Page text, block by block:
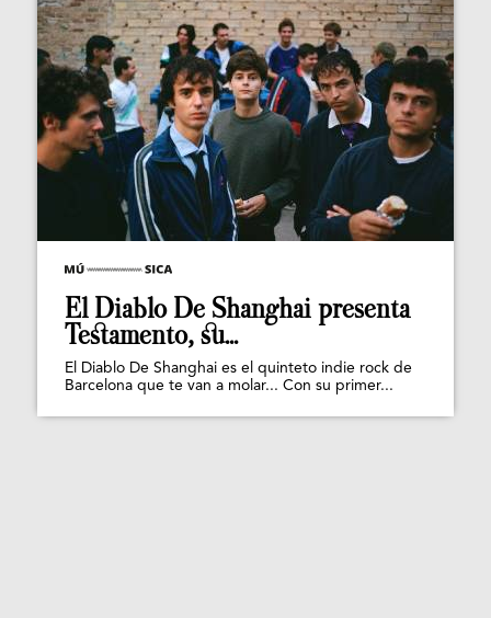
El Diablo De Shanghai presenta
Testamento, su...
El Diablo De Shanghai es el quinteto indie rock de
Barcelona que te van a molar... Con su primer...